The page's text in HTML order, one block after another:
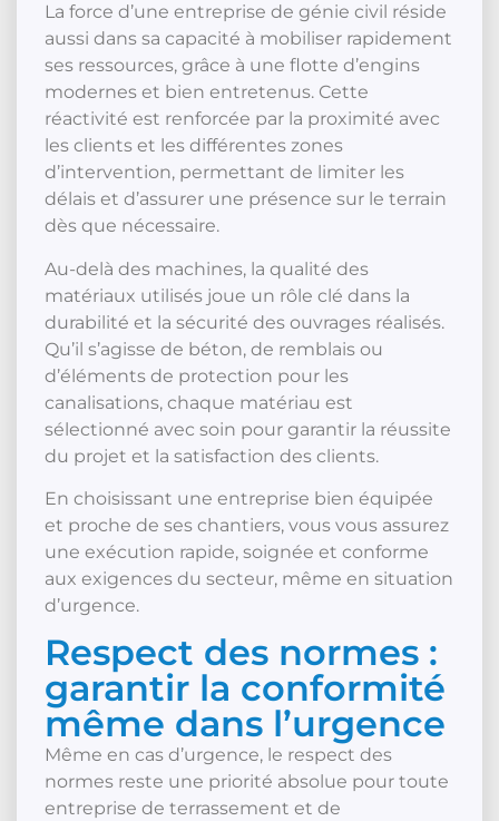
La force d’une entreprise de génie civil réside
aussi dans sa capacité à mobiliser rapidement
ses ressources, grâce à une flotte d’engins
modernes et bien entretenus. Cette
réactivité est renforcée par la proximité avec
les clients et les différentes zones
d’intervention, permettant de limiter les
délais et d’assurer une présence sur le terrain
dès que nécessaire.
Au-delà des machines, la qualité des
matériaux utilisés joue un rôle clé dans la
durabilité et la sécurité des ouvrages réalisés.
Qu’il s’agisse de béton, de remblais ou
d’éléments de protection pour les
canalisations, chaque matériau est
sélectionné avec soin pour garantir la réussite
du projet et la satisfaction des clients.
En choisissant une entreprise bien équipée
et proche de ses chantiers, vous vous assurez
une exécution rapide, soignée et conforme
aux exigences du secteur, même en situation
d’urgence.
Respect des normes :
garantir la conformité
même dans l’urgence
Même en cas d’urgence, le respect des
normes reste une priorité absolue pour toute
entreprise de terrassement et de